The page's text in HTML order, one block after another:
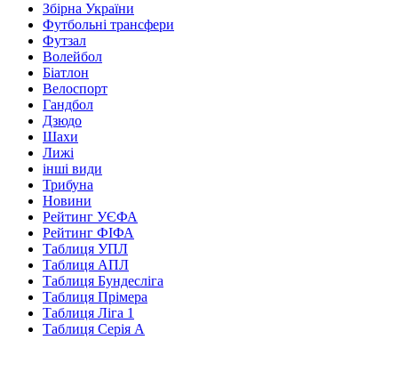
Збірна України
Футбольні трансфери
Футзал
Волейбол
Біатлон
Велоспорт
Гандбол
Дзюдо
Шахи
Лижі
інші види
Трибуна
Новини
Рейтинг УЄФА
Рейтинг ФІФА
Таблиця УПЛ
Таблиця АПЛ
Таблиця Бундесліга
Таблиця Прімера
Таблиця Ліга 1
Таблиця Серія А